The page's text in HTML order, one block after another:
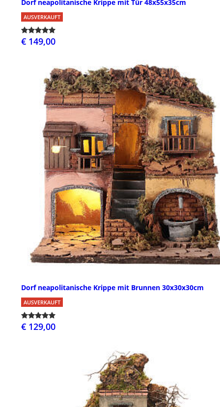
Dorf neapolitanische Krippe mit Tür 48x55x35cm
AUSVERKAUFT
€ 149,00
Dorf neapolitanische Krippe mit Brunnen 30x30x30cm
AUSVERKAUFT
€ 129,00